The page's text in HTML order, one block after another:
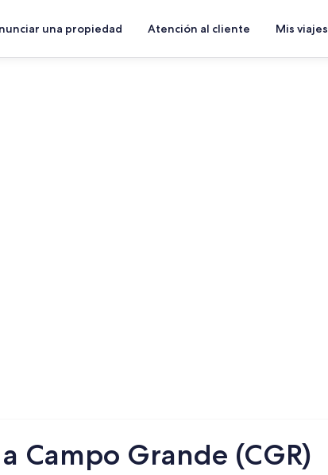
una propiedad Atención al cliente Mis viajes
Campo Grande (CGR)